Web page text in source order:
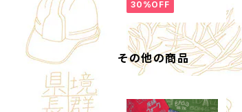
30%OFF
その他の商品